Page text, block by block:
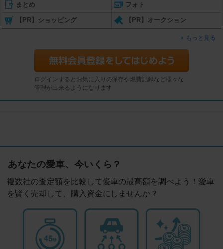
まとめ フォト
【PR】ショッピング 【PR】オークション
もっと見る
ログインするとお気に入りの保存や燃費記録など様々な
管理が出来るようになります
あなたの愛車、今いくら？
複数社の査定額を比較して愛車の最高額を調べよう！愛車
を賢く売却して、購入資金にしませんか？